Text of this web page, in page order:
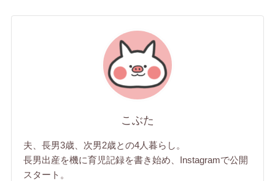
こぶた
夫、長男3歳、次男2歳との4人暮らし。
長男出産を機に育児記録を書き始め、Instagramで公開
スタート。